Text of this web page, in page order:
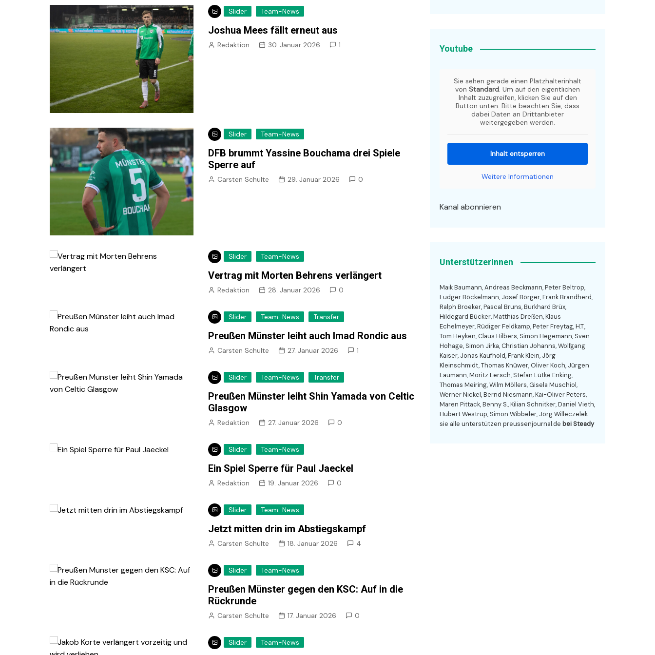
Slider Team-News
Joshua Mees fällt erneut aus
Redaktion 30. Januar 2026 1
Slider Team-News
DFB brummt Yassine Bouchama drei Spiele
Sperre auf
Carsten Schulte 29. Januar 2026 0
Slider Team-News
Vertrag mit Morten Behrens verlängert
Redaktion 28. Januar 2026 0
Slider Team-News Transfer
Preußen Münster leiht auch Imad Rondic aus
Carsten Schulte 27. Januar 2026 1
Slider Team-News Transfer
Preußen Münster leiht Shin Yamada von Celtic
Glasgow
Redaktion 27. Januar 2026 0
Slider Team-News
Ein Spiel Sperre für Paul Jaeckel
Redaktion 19. Januar 2026 0
Slider Team-News
Jetzt mitten drin im Abstiegskampf
Carsten Schulte 18. Januar 2026 4
Slider Team-News
Preußen Münster gegen den KSC: Auf in die
Rückrunde
Carsten Schulte 17. Januar 2026 0
Slider Team-News
Youtube
Sie sehen gerade einen Platzhalterinhalt
von Standard. Um auf den eigentlichen
Inhalt zuzugreifen, klicken Sie auf den
Button unten. Bitte beachten Sie, dass
dabei Daten an Drittanbieter
weitergegeben werden.
Inhalt entsperren
Weitere Informationen
Kanal abonnieren
UnterstützerInnen
Maik Baumann, Andreas Beckmann, Peter Beltrop,
Ludger Böckelmann, Josef Börger, Frank Brandherd,
Ralph Broeker, Pascal Bruns, Burkhard Brüx,
Hildegard Bücker, Matthias Dreßen, Klaus
Echelmeyer, Rüdiger Feldkamp, Peter Freytag, H.T.,
Tom Heyken, Claus Hilbers, Simon Hegemann, Sven
Hohage, Simon Jirka, Christian Johanns, Wolfgang
Kaiser, Jonas Kaufhold, Frank Klein, Jörg
Kleinschmidt, Thomas Knüwer, Oliver Koch, Jürgen
Laumann, Moritz Lersch, Stefan Lütke Enking,
Thomas Meiring, Wilm Möllers, Gisela Muschiol,
Werner Nickel, Bernd Niesmann, Kai-Oliver Peters,
Maren Pittack, Benny S., Kilian Schnitker, Daniel Vieth,
Hubert Westrup, Simon Wibbeler, Jörg Willeczelek –
sie alle unterstützen preussenjournal.de bei Steady